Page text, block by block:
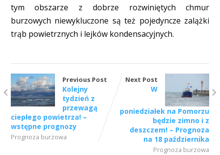
tym obszarze z dobrze rozwiniętych chmur
burzowych niewykluczone są też pojedyncze zalążki
trąb powietrznych i lejków kondensacyjnych.
Previous Post
Kolejny
tydzień z
przewagą
ciepłego powietrza! –
wstępne prognozy
Prognoza burzowa
Next Post
W
poniedziałek na Pomorzu
będzie zimno i z
deszczem! – Prognoza
na 18 października
Prognoza burzowa